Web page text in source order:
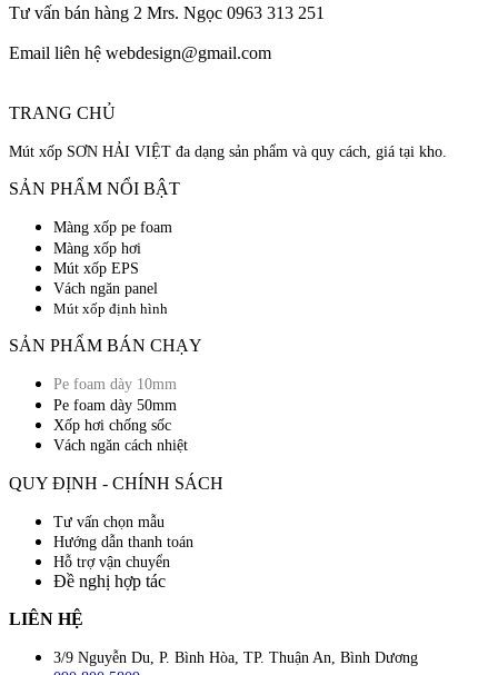
Tư vấn bán hàng 2 Mrs. Ngọc 0963 313 251
Email liên hệ webdesign@gmail.com
TRANG CHỦ
Mút xốp SƠN HẢI VIỆT đa dạng sản phẩm và quy cách, giá tại kho.
SẢN PHẨM NỔI BẬT
Màng xốp pe foam
Màng xốp hơi
Mút xốp EPS
Vách ngăn panel
Mút xốp định hình
SẢN PHẨM BÁN CHẠY
Pe foam dày 10mm
Pe foam dày 50mm
Xốp hơi chống sốc
Vách ngăn cách nhiệt
QUY ĐỊNH - CHÍNH SÁCH
Tư vấn chọn mẫu
Hướng dẫn thanh toán
Hỗ trợ vận chuyển
Đề nghị hợp tác
LIÊN HỆ
3/9 Nguyễn Du, P. Bình Hòa, TP. Thuận An, Bình Dương